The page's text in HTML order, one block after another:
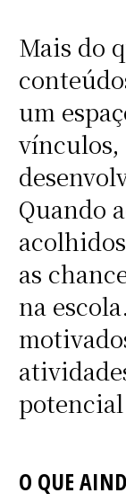
Mais do
um
Quando
as
na
O QUE